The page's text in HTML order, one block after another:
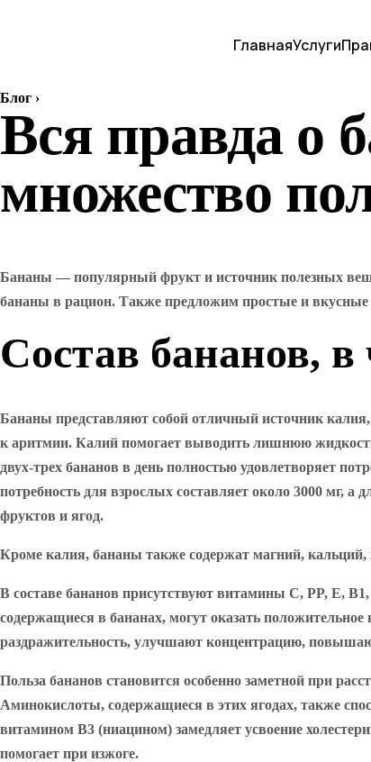
ГлавнаяУслуги
Блог ›
Вся правда о
множество
Бананы — популярный фрукт и источник полезных
бананы в рацион. Также предложим простые и
Состав бананов,
Бананы представляют собой отличный источник
к аритмии. Калий помогает выводить лишнюю жидкость
двух-трех бананов в день полностью удовлетворяет
потребность для взрослых составляет около 3000 мг,
фруктов и ягод.
Кроме калия, бананы также содержат магний, кальций,
В составе бананов присутствуют витамины C, PP, E,
содержащиеся в бананах, могут оказать
раздражительность, улучшают концентрацию,
Польза бананов становится особенно заметной при
Аминокислоты, содержащиеся в этих ягодах, также
витамином B3 (ниацином) замедляет усвоение
помогает при изжоге.